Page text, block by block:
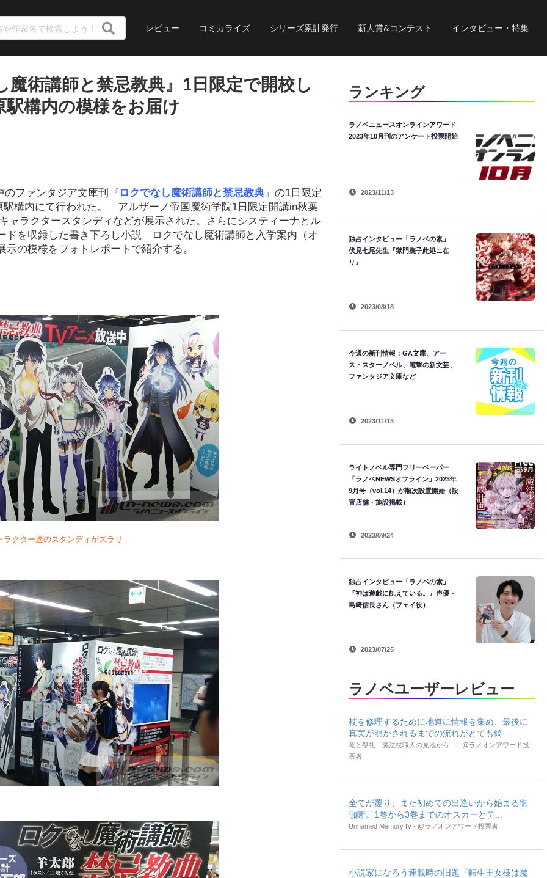
レビュー コミカライズ シリーズ累計発行 新人賞&コンテスト インタビュー・特集
術講師と禁忌教典』1日限定で開校し
構内の模様をお届け
ファンタジア文庫刊『 ロクでなし魔術講師と禁忌教典』の1日限定
構内にて行われた。「アルザーノ帝国魔術学院1日限定開講in秋葉
ャラクタースタンディなどが展示された。さらにシスティーナとル
を収録した書き下ろし小説「ロクでなし魔術講師と入学案内（オ
の模様をフォトレポートで紹介する。
ラクター達のスタンディがズラリ
ランキング
ラノベニュースオンラインアワード
2023年10月刊のアンケート投票開始
2023/11/13
独占インタビュー「ラノベの素」
伏見七尾先生『獄門撫子此処ニ在
リ』
2023/08/18
今週の新刊情報：GA文庫、アー
ス・スターノベル、電撃の新文芸、
ファンタジア文庫など
2023/11/13
ライトノベル専門フリーペーパー
「ラノベNEWSオフライン」2023年
9月号（vol.14）が順次設置開始（設
置店舗・施設掲載）
2023/09/24
独占インタビュー「ラノベの素」
『神は遊戯に飢えている。』声優・
島﨑信長さん（フェイ役）
2023/07/25
ラノベユーザーレビュー
杖を修理するために地道に情報を集め、最後に
真実が明かされるまでの流れがとても綺...
竜と祭礼―魔法杖職人の見地から― - @ラノオンアワード投
票者
全てが覆り、また初めての出逢いから始まる御
伽噺。1巻から3巻までのオスカーとテ...
Unnamed Memory IV - @ラノオンアワード投票者
小説家になろう連載時の旧題『転生王女様は魔